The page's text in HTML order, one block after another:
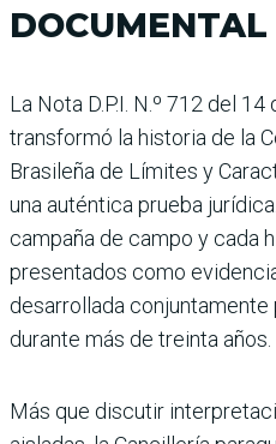
DOCUMENTAL
La Nota D.P.I. N.º 712 del
transformó la historia de la
Brasileña de Límites y
una auténtica prueba
campaña de campo y cada
presentados como
desarrollada conjuntamente
durante más de treinta años.
Más que discutir